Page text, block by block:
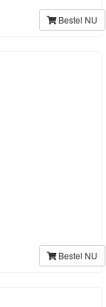
Bestel NU
Bestel NU